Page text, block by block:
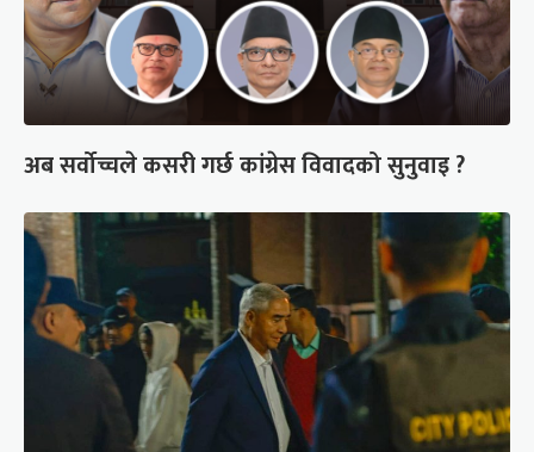
अब सर्वोच्चले कसरी गर्छ कांग्रेस विवादको सुनुवाइ ?